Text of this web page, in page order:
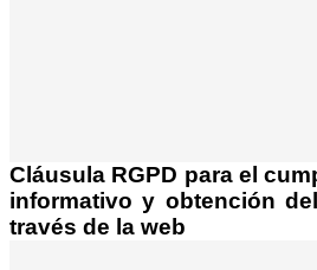
Cláusula RGPD para el
informativo y obtención
través de la web